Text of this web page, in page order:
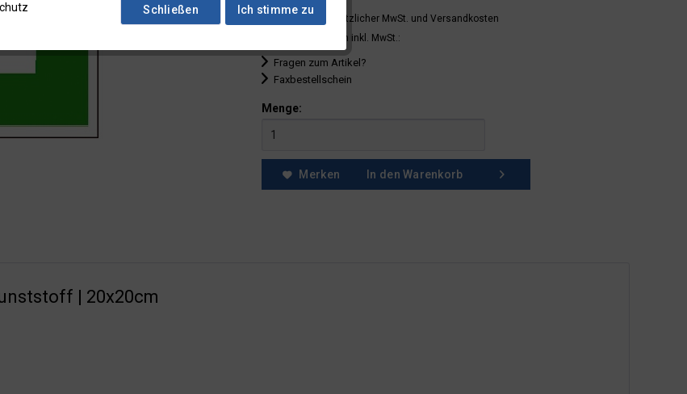
* Preise zzgl. gesetzlicher MwSt. und Versandkosten
Preise in Klammern inkl. MwSt.:
Fragen zum Artikel?
Faxbestellschein
Menge:
Merken In den Warenkorb
| 20x20cm
Ich stimme zu
Schließen